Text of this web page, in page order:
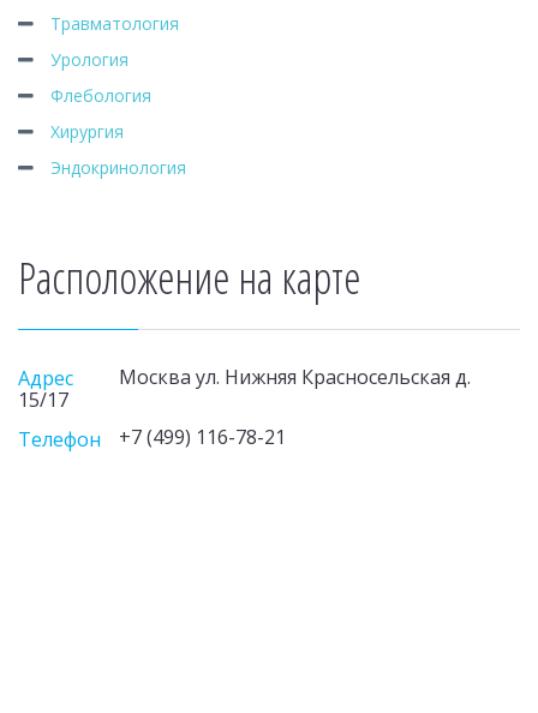
Травматология
Урология
Флебология
Хирургия
Эндокринология
Расположение на карте
Адрес
Москва ул. Нижняя Красносельская д.
15/17
Телефон
+7 (499) 116-78-21